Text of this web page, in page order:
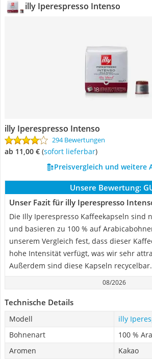
illy Iperespresso Intenso
illy Iperespresso Intenso
294 Bewertungen
ab 11,00 € ( Sofort lieferbar)
Preisvergleich und weitere
Unsere Bewertung:
Unser Fazit für illy Iperespresso
Die Illy Iperespresso Kaffeekapseln sind
und basieren zu 100 % auf
unserem Vergleich fest, dass dieser
hohe Intensität verfügt, was wir sehr
Außerdem sind diese Kapseln recycelbar.
08/2026
Technische Details
Modell
illy
Bohnenart
100 %
Aromen
Kakao